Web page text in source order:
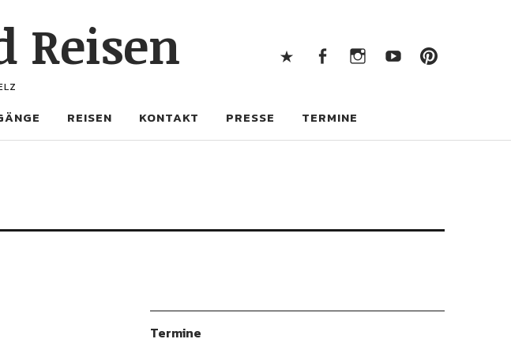
Reisen
REISEN KONTAKT PRESSE TERMINE
Termine